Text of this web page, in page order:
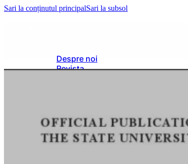
Sari la conținutul principalSari la subsol
Despre noi
Revista
Despre noi
Revista